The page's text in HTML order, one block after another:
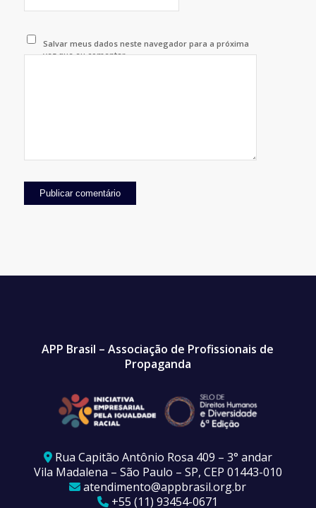
Salvar meus dados neste navegador para a próxima
vez que eu comentar.
APP Brasil – Associação de Profissionais de
Propaganda
Rua Capitão Antônio Rosa 409 – 3° andar
Vila Madalena – São Paulo – SP, CEP 01443-010
atendimento@appbrasil.org.br
+55 (11) 93454-0671